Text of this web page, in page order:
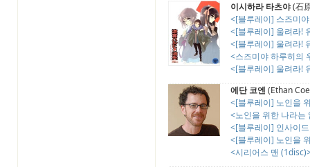
이시하라 타츠야(石
<[블루레이] 스즈미
<[블루레이] 울려라!
<[블루레이] 울려라!
<스즈미야 하루히의
<[블루레이] 울려라!
에단 코엔 (Ethan
<[블루레이] 노인을
<노인을 위한 나라는
<[블루레이] 인사이
<[블루레이] 노인을
<시리어스 맨